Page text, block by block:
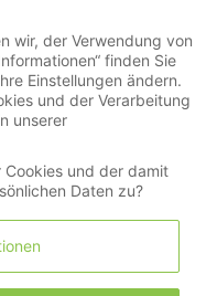
wir, der Verwendung von
finden Sie
Einstellungen ändern.
und der Verarbeitung
unserer
Cookies und der damit
Daten zu?